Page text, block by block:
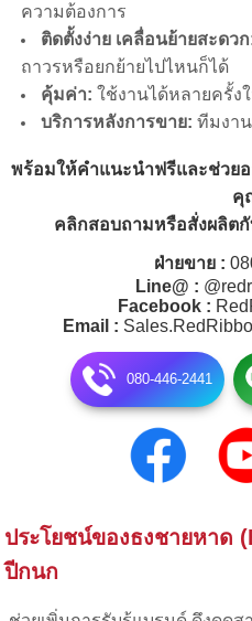
ความต้องการ
ติดตั้งง่าย เคลื่อนย้ายสะดวก
ถาวรหรือยกย้ายไปไหนก็ได้
คุ้มค่า:ใช้งานได้หลายครั้ง
บริการหลังการขาย: ทีมงา
พร้อมให้คำแนะนำฟรีและช่วย
คุ
คลิกสอบถามหรือสั่งผลิต
ฝ่ายขาย :
Line@ :
Facebook :
Email :
080-446-2441
ประโยชน์ของธงชายหาด
ปีกนก